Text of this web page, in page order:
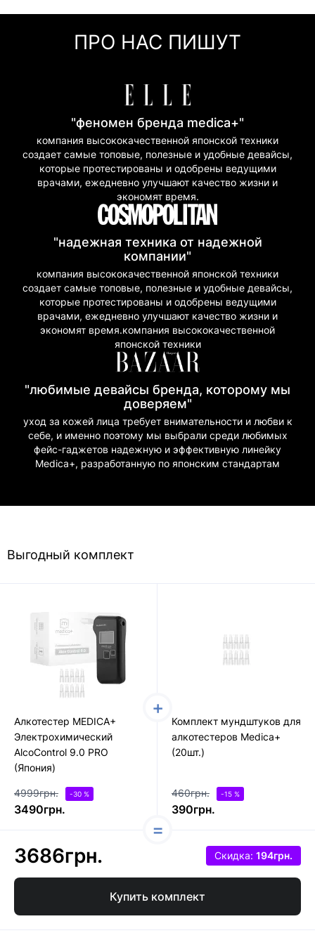
Покупка частями (Моно Банк)
ПРО НАС ПИШУТ
"феномен бренда medica+"
компания высококачественной японской техники
создает самые топовые, полезные и удобные девайсы,
которые протестированы и одобрены ведущими
врачами, ежедневно улучшают качество жизни и
экономят время.
"надежная техника от надежной
компании"
компания высококачественной японской техники
создает самые топовые, полезные и удобные девайсы,
которые протестированы и одобрены ведущими
врачами, ежедневно улучшают качество жизни и
экономят время.компания высококачественной
японской техники
"любимые девайсы бренда, которому мы
доверяем"
уход за кожей лица требует внимательности и любви к
себе, и именно поэтому мы выбрали среди любимых
фейс-гаджетов надежную и эффективную линейку
Medica+, разработанную по японским стандартам
Выгодный комплект
Алкотестер MEDICA+
Электрохимический
AlcoControl 9.0 PRO
(Япония)
4999грн. -30 %
3490грн.
Комплект мундштуков для
алкотестеров Medica+
(20шт.)
460грн. -15 %
390грн.
3686грн. Скидка: 194грн.
Купить комплект